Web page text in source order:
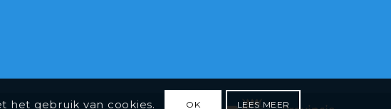
het gebruik van cookies. OK LEES MEER